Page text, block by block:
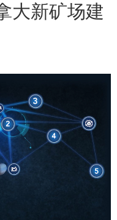
大新矿场建